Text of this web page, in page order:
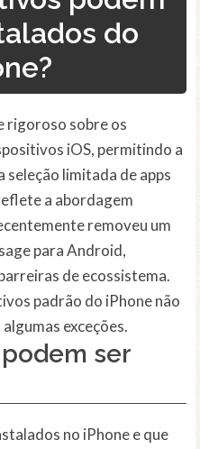
do
rigoroso sobre os
iOS, permitindo a
seleção limitada de apps
a abordagem
removeu um
para Android,
de ecossistema.
padrão do iPhone não
exceções.
ser
no iPhone e que